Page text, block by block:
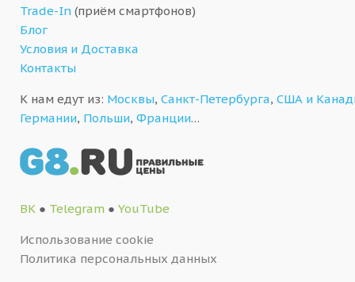
Trade-In (приём смартфонов)
Блог
Условия и Доставка
Контакты
К нам едут из: Москвы, Санкт-Петербурга, США и
Германии, Польши, Франции…
ВК ● Telegram ● YouTube
Использование cookie
Политика персональных данных